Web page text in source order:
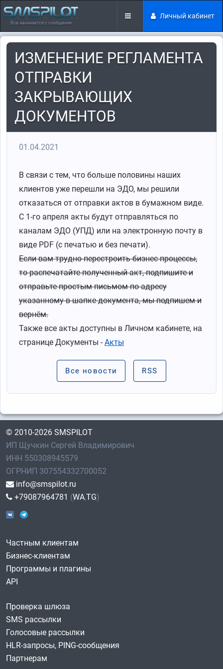
Все начинается с сообщения
Личный кабинет
ИЗМЕНЕНИЕ РЕГЛАМЕНТА
ОТПРАВКИ
ЗАКРЫВАЮЩИХ
ДОКУМЕНТОВ
01.04.2021
В связи с тем, что больше половины наших
клиентов уже перешли на ЭДО, мы решили
отказаться от отправки актов в бумажном виде.
С 1-го апреля акты будут отправляться по
каналам ЭДО (УПД) или на электронную почту в
виде PDF (с печатью и без печати).
Если вам трудно перестроить бизнес-процессы,
то распечатайте полученный акт, подпишите и
отправьте простым письмом по адресу
указанному в шапке документа, мы подпишем и
вернём.
Также все акты доступны в Личном кабинете, на
странице Документы -Акты
Все новости RSS
© 2010-2026 SMSPILOT
ИП Щучкин Сергей Владимирович
ИНН 550308945579
ОГРНИП 307554332700052
info@smspilot.ru
+79087964781 (WA,TG)
Частным клиентам
Бизнес-клиентам
Программы и плагины
API
Проверка шлюза
SMS рассылки
Голосовые рассылки
HLR-запросы, PING-сообщения
Партнерам